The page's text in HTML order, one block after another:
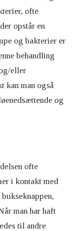
ofte
opstår en
og bakterier er
behandling
eller
kan man også
og
ofte
i kontakt med
man har haft
til andre